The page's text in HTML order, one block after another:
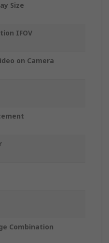
Size
IFOV
on Camera
Combination